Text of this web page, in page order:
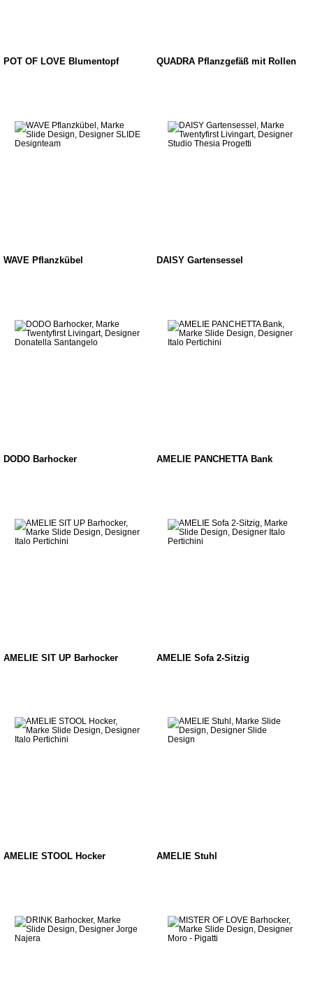
POT OF LOVE Blumentopf QUADRA Pflanzgefäß mit Rollen
WAVE Pflanzkübel DAISY Gartensessel
DODO Barhocker AMELIE PANCHETTA Bank
AMELIE SIT UP Barhocker AMELIE Sofa 2-Sitzig
AMELIE STOOL Hocker AMELIE Stuhl